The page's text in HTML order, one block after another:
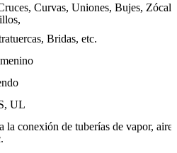
Curvas, Uniones, Bujes,
Bridas, etc.
UL
la conexión de tuberías de vapor, aire,